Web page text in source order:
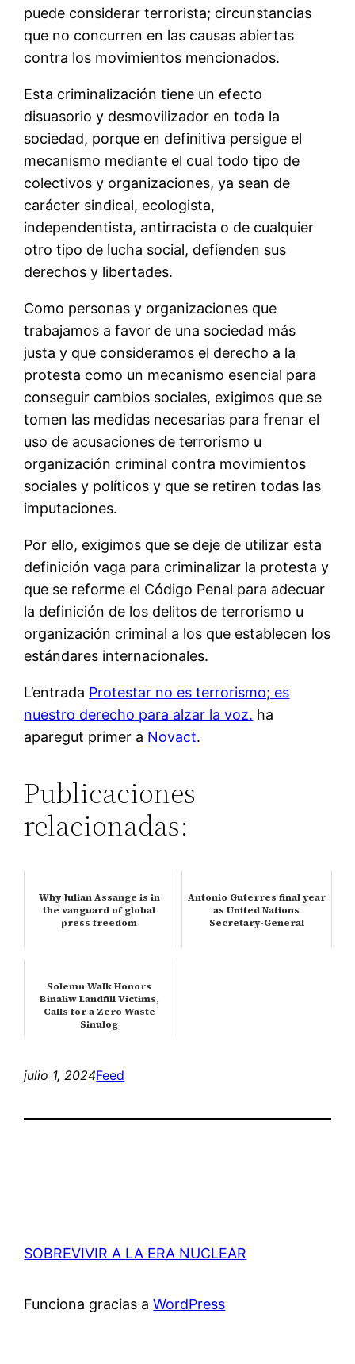
puede considerar terrorista; circunstancias
que no concurren en las causas abiertas
contra los movimientos mencionados.
Esta criminalización tiene un efecto
disuasorio y desmovilizador en toda la
sociedad, porque en definitiva persigue el
mecanismo mediante el cual todo tipo de
colectivos y organizaciones, ya sean de
carácter sindical, ecologista,
independentista, antirracista o de cualquier
otro tipo de lucha social, defienden sus
derechos y libertades.
Como personas y organizaciones que
trabajamos a favor de una sociedad más
justa y que consideramos el derecho a la
protesta como un mecanismo esencial para
conseguir cambios sociales, exigimos que se
tomen las medidas necesarias para frenar el
uso de acusaciones de terrorismo u
organización criminal contra movimientos
sociales y políticos y que se retiren todas las
imputaciones.
Por ello, exigimos que se deje de utilizar esta
definición vaga para criminalizar la protesta y
que se reforme el Código Penal para adecuar
la definición de los delitos de terrorismo u
organización criminal a los que establecen los
estándares internacionales.
L’entrada Protestar no es terrorismo; es
nuestro derecho para alzar la voz. ha
aparegut primer a Novact.
Publicaciones
relacionadas:
Why Julian Assange is in
the vanguard of global
press freedom
Antonio Guterres final year
as United Nations
Secretary-General
Solemn Walk Honors
Binaliw Landfill Victims,
Calls for a Zero Waste
Sinulog
julio 1, 2024Feed
SOBREVIVIR A LA ERA NUCLEAR
Funciona gracias aWordPress